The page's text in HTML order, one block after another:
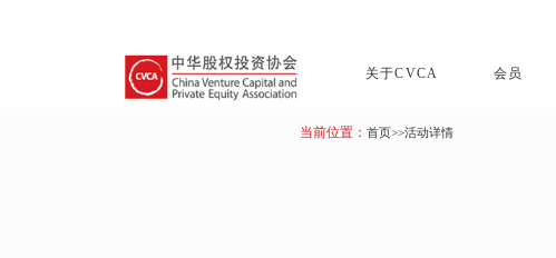
关于CVCA 会员
当前位置： 首页>>活动详情